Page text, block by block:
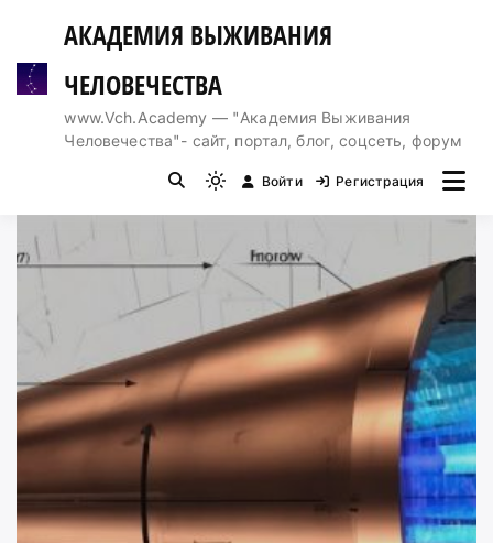
содержимому
АКАДЕМИЯ ВЫЖИВАНИЯ
ЧЕЛОВЕЧЕСТВА
www.Vch.Academy — "Академия Выживания
Человечества"- сайт, портал, блог, соцсеть, форум
Light
mode
(click
to
dark)
Войти Регистрация